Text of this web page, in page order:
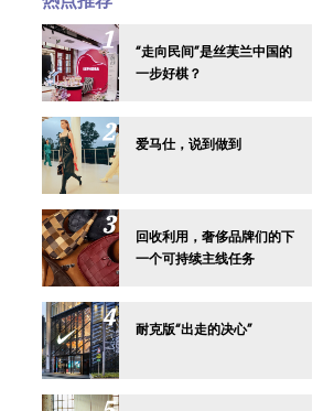
“走向民间”是丝芙兰中国的
一步好棋？
爱马仕，说到做到
回收利用，奢侈品牌们的下
一个可持续主线任务
耐克版“出走的决心”